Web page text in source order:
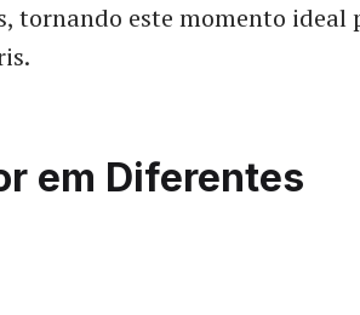
tornando este momento ideal
em Diferentes